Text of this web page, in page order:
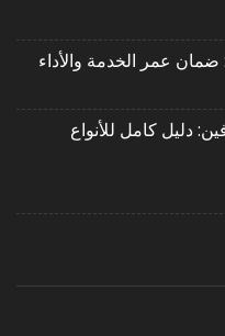
ضمان عمر الخدمة والأداء
دليل كامل للأنواع